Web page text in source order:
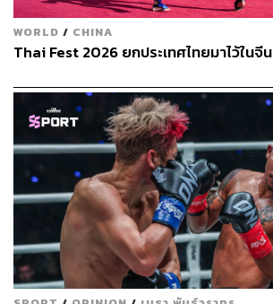
WORLD / CHINA
Thai Fest 2026 ยกประเทศไทยมาไว้ในจีน